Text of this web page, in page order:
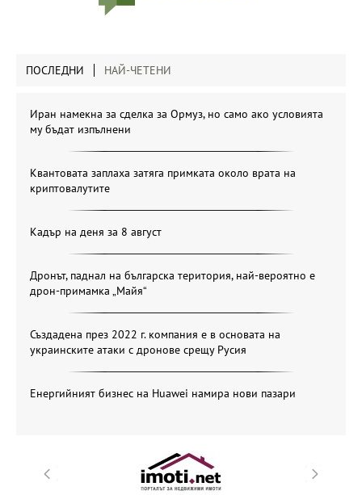
ПОСЛЕДНИ НАЙ-ЧЕТЕНИ
Иран намекна за сделка за Ормуз, но само ако условията
му бъдат изпълнени
Квантовата заплаха затяга примката около врата на
криптовалутите
Кадър на деня за 8 август
Дронът, паднал на българска територия, най-вероятно е
дрон-примамка „Майя“
Създадена през 2022 г. компания е в основата на
украинските атаки с дронове срещу Русия
Енергийният бизнес на Huawei намира нови пазари